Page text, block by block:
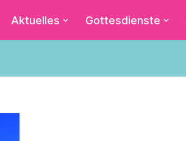
Aktuelles Gottesdienste